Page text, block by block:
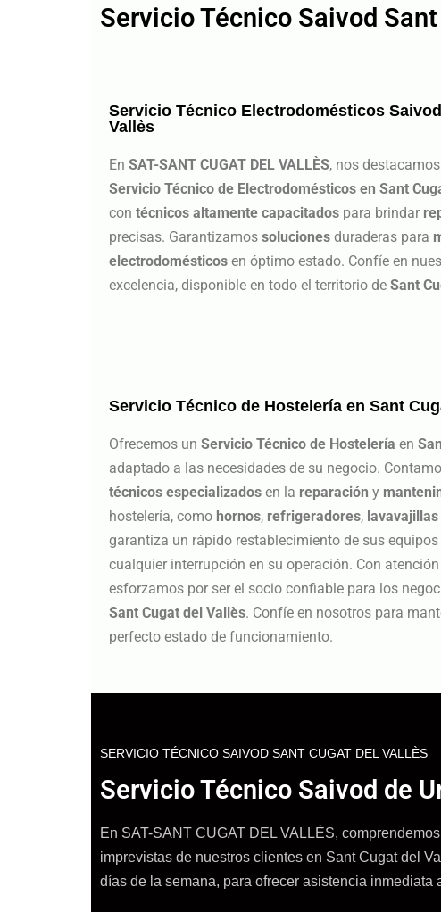
Servicio Técnico Saivod
Servicio Técnico Electrodomésticos
Vallès
En SAT-SANT CUGAT DEL VALLÈS, nos
Servicio Técnico de Electrodomésticos en Sant
con técnicos altamente capacitados para brindar
precisas. Garantizamos soluciones duraderas para
electrodomésticos en óptimo estado. Confíe en
excelencia, disponible en todo el territorio de Sant
Servicio Técnico de Hostelería en Sant
Ofrecemos un Servicio Técnico de Hostelería en
adaptado a las necesidades de su negocio.
técnicos especializados en la reparación y
hostelería, como hornos, refrigeradores, lavavajillas
garantiza un rápido restablecimiento de sus
cualquier interrupción en su operación. Con
esforzamos por ser el socio confiable para los
Sant Cugat del Vallès. Confíe en nosotros para
perfecto estado de funcionamiento.
SERVICIO TÉCNICO SAIVOD SANT CUGAT DEL VALLÈS
Servicio Técnico Saivod de
En SAT-SANT CUGAT DEL VALLÈS,
imprevistas de nuestros clientes en Sant Cugat del
días de la semana, para ofrecer asistencia